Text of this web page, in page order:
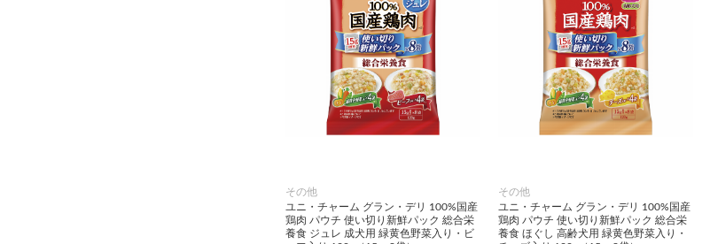
その他
ユニ・チャーム グラン・デリ 100%国産
鶏肉 パウチ 使い切り新鮮パック 総合栄
養食 ジュレ 成犬用 緑黄色野菜入り・ビ
その他
ユニ・チャーム グラン・デリ 100%国産
鶏肉 パウチ 使い切り新鮮パック 総合栄
養食 ほぐし 高齢犬用 緑黄色野菜入り・